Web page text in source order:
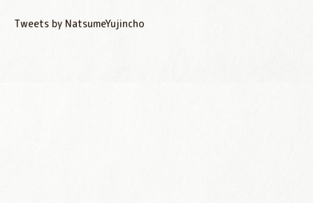
Tweets by NatsumeYujincho